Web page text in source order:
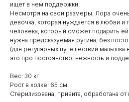
ищет в нем поддержки.
Несмотря на свои размеры, Лора
девочка, которая нуждается в любви
человека, который сможет подарить
нужна предсказуемая рутина, без
(для регулярных путешествий малышка
это про постоянство, нежность и
Вес: 30 кг
Рост в холке: 65 см
Стерилизована, привита, обработана от